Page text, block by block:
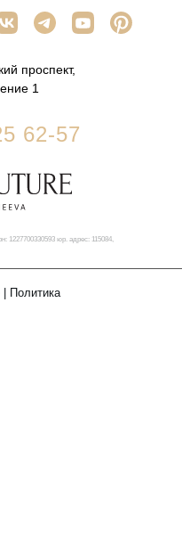
1227700330593 юр. адрес: 115084,
Политика
проспект,
1
62-57